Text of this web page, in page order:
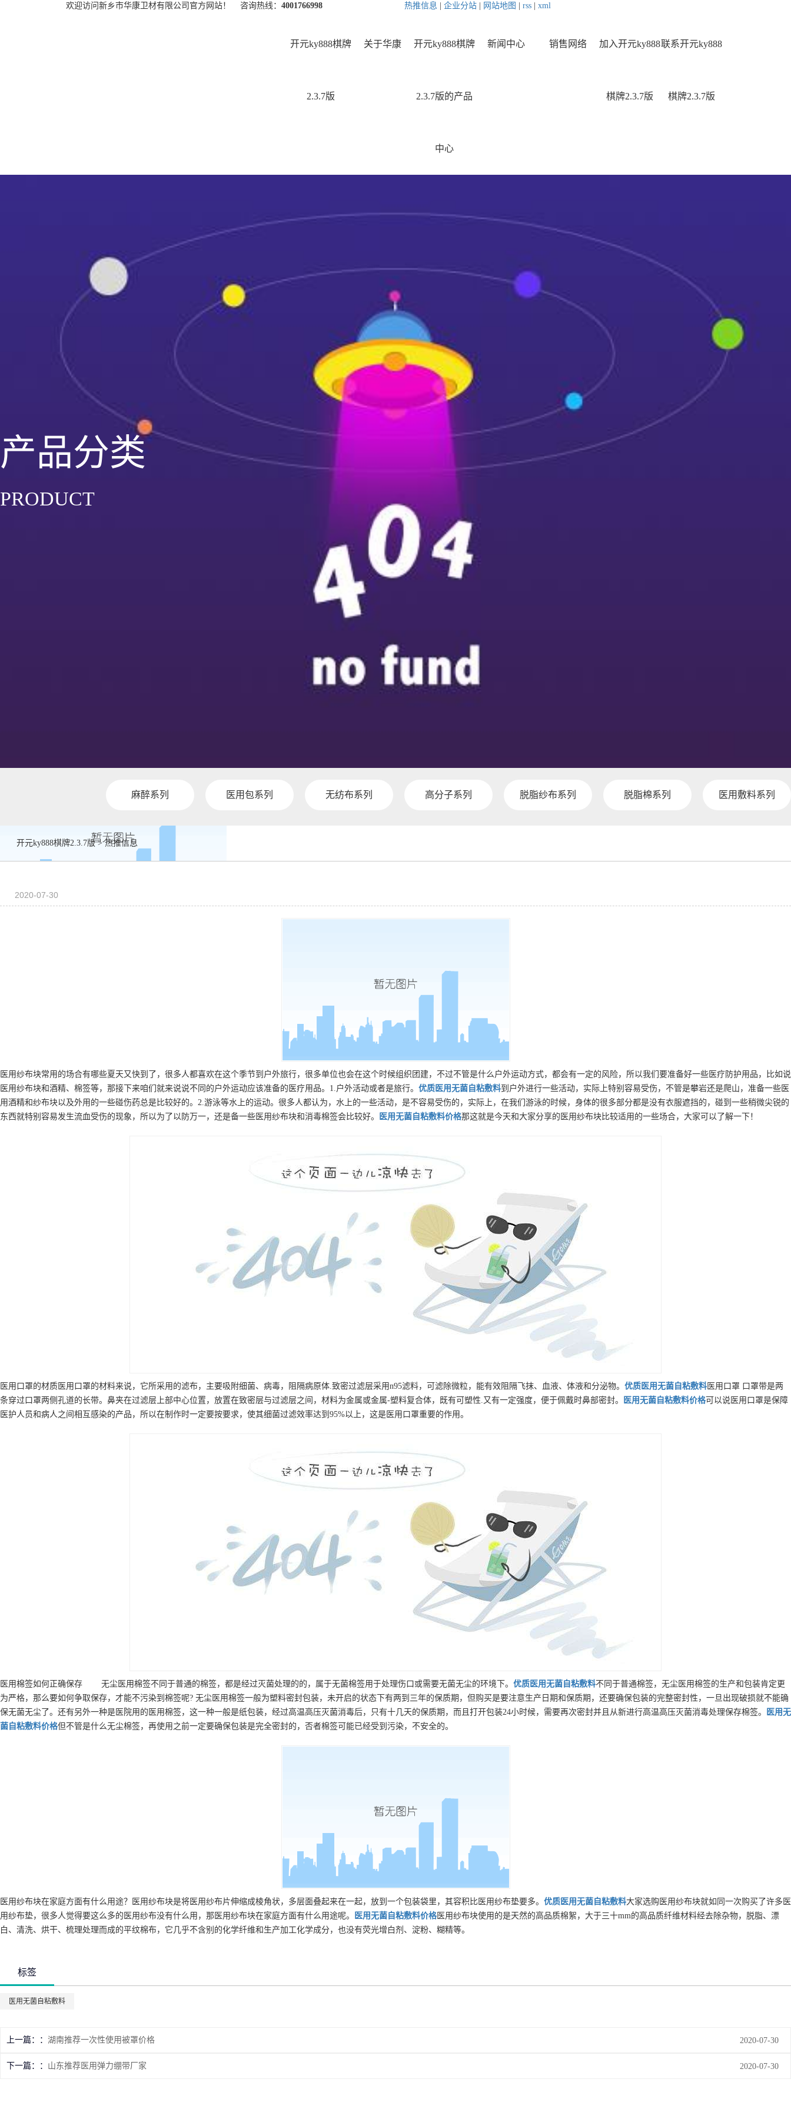
欢迎访问新乡市华康卫材有限公司官方网站！ 咨询热线： 4001766998 热推信息 企业分站 网站地图 rss xml
开元ky888棋牌
2.3.7版
关于华康 开元ky888棋牌
2.3.7版的产品
中心
新闻中心 销售网络 加入开元ky888
棋牌2.3.7版
联系开元ky888
棋牌2.3.7版
产品分类
PRODUCT
麻醉系列 医用包系列 无纺布系列 高分子系列 脱脂纱布系列 脱脂棉系列 医用敷料系列
开元ky888棋牌2.3.7版>热推信息
2020-07-30
医用纱布块常用的场合有哪些夏天又快到了，很多人都喜欢在这个季节到户外旅行，很多单位也会在这个时候组织团建，不过不管是什么户外运动方式，都会有一定的风险，所以我们要准备好一些医疗防护用品，比如说
医用纱布块和酒精、棉签等，那接下来咱们就来说说不同的户外运动应该准备的医疗用品。1.户外活动或者是旅行。 优质 医用无菌自粘敷料到户外进行一些活动，实际上特别容易受伤，不管是攀岩还是爬山，准备一些医
用酒精和纱布块以及外用的一些碰伤药总是比较好的。2.游泳等水上的运动。很多人都认为，水上的一些活动，是不容易受伤的，实际上，在我们游泳的时候，身体的很多部分都是没有衣服遮挡的，碰到一些稍微尖锐的
东西就特别容易发生流血受伤的现象，所以为了以防万一，还是备一些医用纱布块和消毒棉签会比较好。
医用无菌自粘敷料价格那这就是今天和大家分享的医用纱布块比较适用的一些场合，大家可以了解一下！
医用口罩的材质医用口罩的材料来说，它所采用的滤布，主要吸附细菌、病毒，阻隔病原体.致密过滤层采用n95滤料，可滤除微粒，能有效阻隔飞抹、血液、体液和分泌物。 优质 医用无菌自粘敷料 医用口罩 口罩带是两
条穿过口罩两侧孔道的长带。鼻夹在过滤层上部中心位置，放置在致密层与过滤层之间，材料为金属或金属-塑料复合体，既有可塑性.又有一定强度，便于佩戴时鼻部密封。
医用无菌自粘敷料价格可以说医用口罩是保障
医护人员和病人之间相互感染的产品，所以在制作时一定要按要求，使其细菌过滤效率达到95%以上，这是医用口罩重要的作用。
医用棉签如何正确保存 无尘医用棉签不同于普通的棉签，都是经过灭菌处理的的，属于无菌棉签用于处理伤口或需要无菌无尘的环境下。 优质 医用无菌自粘敷料不同于普通棉签，无尘医用棉签的生产和包装肯定更
为严格，那么要如何争取保存，才能不污染到棉签呢? 无尘医用棉签一般为塑料密封包装，未开启的状态下有两到三年的保质期，但购买是要注意生产日期和保质期，还要确保包装的完整密封性，一旦出现破损就不能确
保无菌无尘了。还有另外一种是医院用的医用棉签，这一种一般是纸包装，经过高温高压灭菌消毒后，只有十几天的保质期，而且打开包装24小时候，需要再次密封并且从新进行高温高压灭菌消毒处理保存棉签。
医用无
菌自粘敷料价格但不管是什么无尘棉签，再使用之前一定要确保包装是完全密封的，否者棉签可能已经受到污染，不安全的。
医用纱布块在家庭方面有什么用途？医用纱布块是将医用纱布片伸缩成棱角状，多层面叠起来在一起，放到一个包装袋里，其容积比医用纱布垫要多。 优质 医用无菌自粘敷料大家选购医用纱布块就如同一次购买了许多医
用纱布垫，很多人觉得要这么多的医用纱布没有什么用，那医用纱布块在家庭方面有什么用途呢。
医用无菌自粘敷料价格医用纱布块使用的是天然的高品质棉絮，大于三十mm的高品质纤维材料经去除杂物，脱脂、漂
白、清洗、烘干、梳理处理而成的平纹棉布，它几乎不含别的化学纤维和生产加工化学成分，也没有荧光增白剂、淀粉、糊精等。
标签
医用无菌自粘敷料
上一篇： 湖南推荐一次性使用被罩价格 2020-07-30
下一篇： 山东推荐医用弹力绷带厂家 2020-07-30